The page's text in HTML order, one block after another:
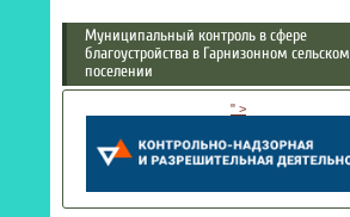
Муниципальный контроль в сфере
благоустройства в Гарнизонном сельском
поселении
" >